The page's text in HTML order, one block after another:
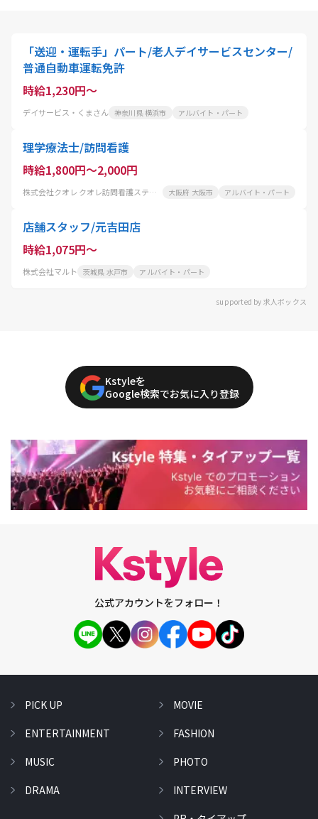
「送迎・運転手」パート/老人デイサービスセンター/
普通自動車運転免許
時給1,230円～
デイサービス・くまさん 神奈川県 横浜市 アルバイト・パート
理学療法士/訪問看護
時給1,800円～2,000円
株式会社クオレ クオレ訪問看護ステーション千鳥橋 大阪府 大阪市 アルバイト・パート
店舗スタッフ/元吉田店
時給1,075円～
株式会社マルト 茨城県 水戸市 アルバイト・パート
supported by 求人ボックス
Kstyleを
Google検索でお気に入り登録
公式アカウントをフォロー！
PICK UP
ENTERTAINMENT
MUSIC
DRAMA
MOVIE
FASHION
PHOTO
INTERVIEW